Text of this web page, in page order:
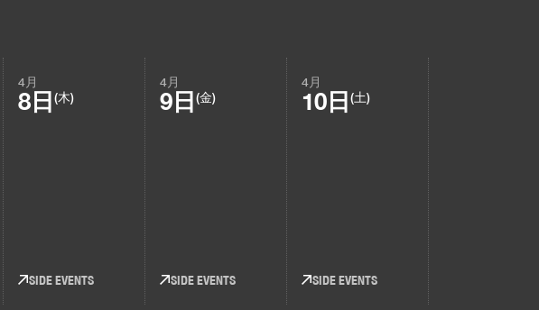
4月
8日 (木)
SIDE EVENTS
4月
9日 (金)
SIDE EVENTS
4月
10日 (土)
SIDE EVENTS